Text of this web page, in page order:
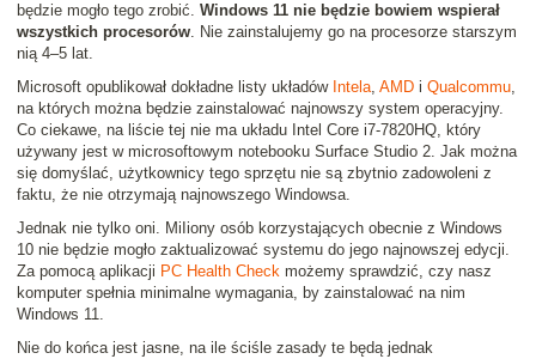
będzie mogło tego zrobić. Windows 11 nie będzie bowiem wspierał
wszystkich procesorów. Nie zainstalujemy go na procesorze starszym
nią 4–5 lat.
Microsoft opublikował dokładne listy układów Intela, AMD i Qualcommu,
na których można będzie zainstalować najnowszy system operacyjny.
Co ciekawe, na liście tej nie ma układu Intel Core i7-7820HQ, który
używany jest w microsoftowym notebooku Surface Studio 2. Jak można
się domyślać, użytkownicy tego sprzętu nie są zbytnio zadowoleni z
faktu, że nie otrzymają najnowszego Windowsa.
Jednak nie tylko oni. MiIiony osób korzystających obecnie z Windows
10 nie będzie mogło zaktualizować systemu do jego najnowszej edycji.
Za pomocą aplikacji PC Health Check możemy sprawdzić, czy nasz
komputer spełnia minimalne wymagania, by zainstalować na nim
Windows 11.
Nie do końca jest jasne, na ile ściśle zasady te będą jednak